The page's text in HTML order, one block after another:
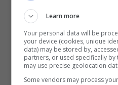
Forse qualcuno avrà
spese) chele uova
semplicemente,
ancora più negativa è
Learn more
Your personal data will be
your device (cookies, unique
data) may be stored by,
partners, or used specifically
may use precise geolocation
Some vendors may process